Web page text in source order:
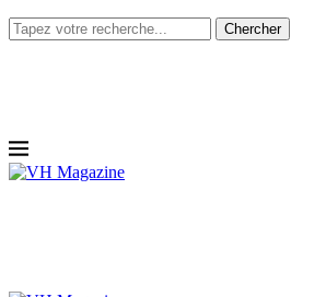
Chercher